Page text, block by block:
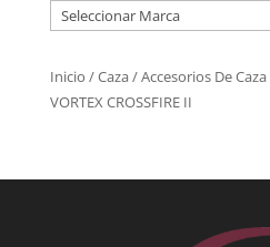
Inicio /Caza/Accesorios De
VORTEX CROSSFIRE II